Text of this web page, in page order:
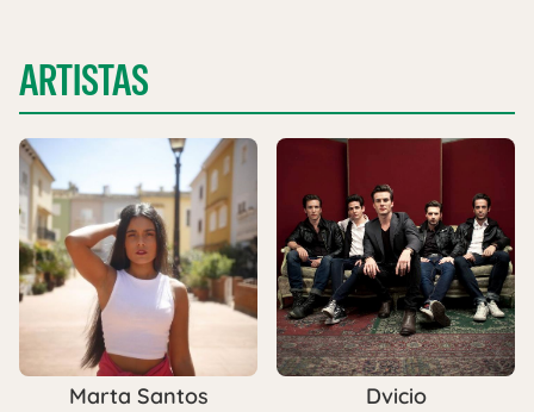
ARTISTAS
Marta Santos Dvicio